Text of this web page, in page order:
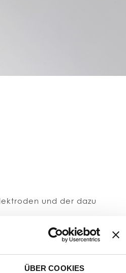
ÜBER COOKIES
und der dazu